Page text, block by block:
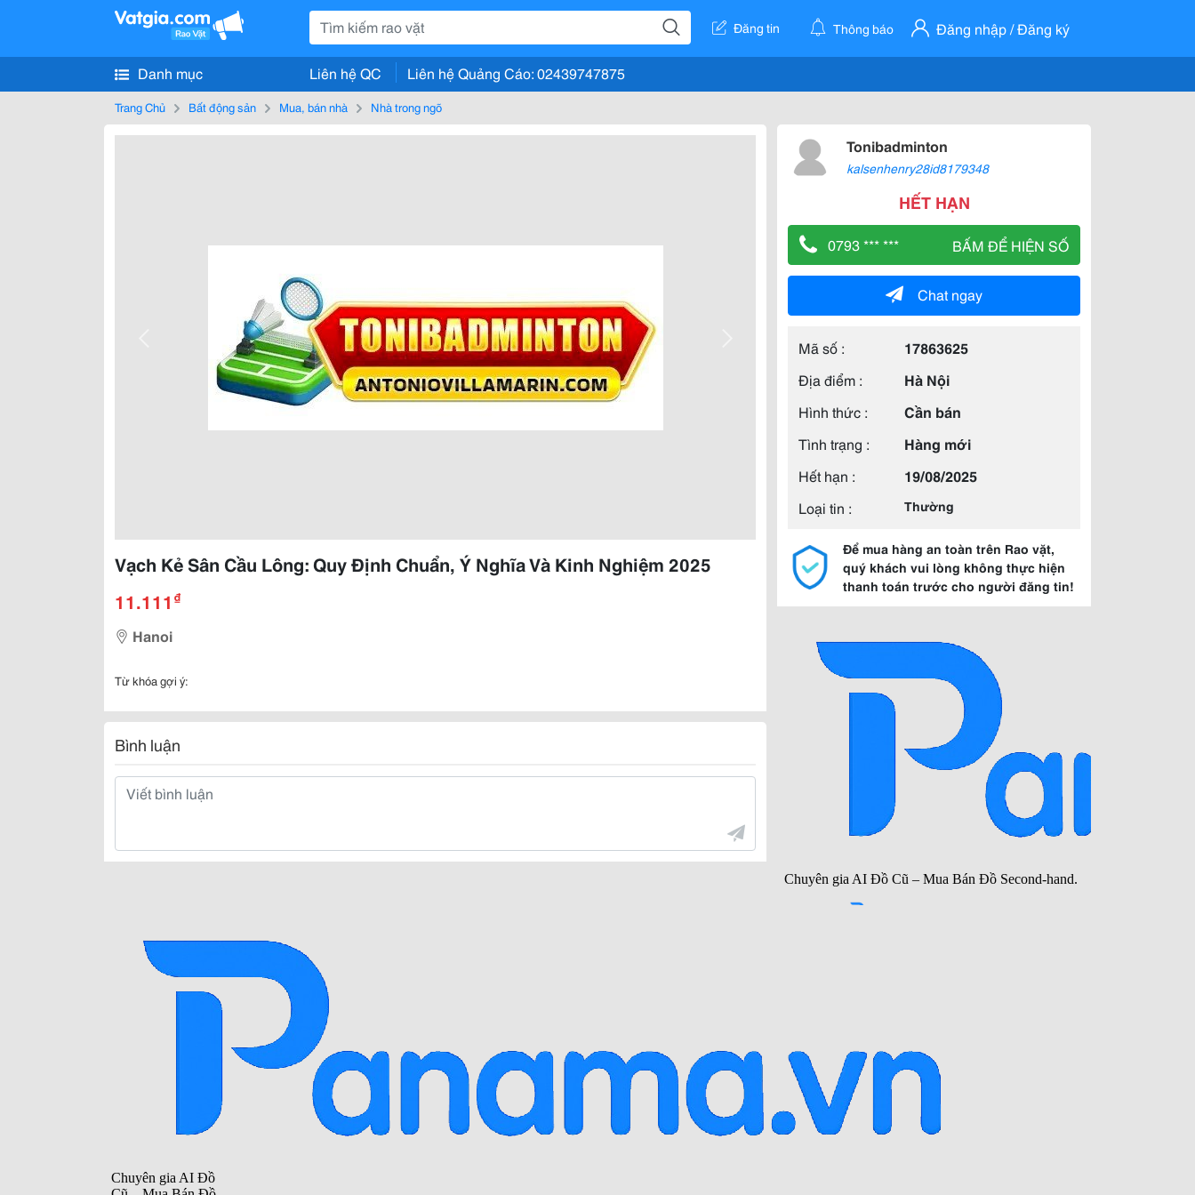
Đăng tin Thông báo Đăng nhập / Đăng ký
Danh mục Liên hệ QC Liên hệ Quảng Cáo: 02439747875
Trang Chủ Bất động sản Mua, bán nhà Nhà trong ngõ
Vạch Kẻ Sân Cầu Lông: Quy Định Chuẩn, Ý Nghĩa Và Kinh Nghiệm 2025
11.111 ₫
Hanoi
Từ khóa gợi ý:
Bình luận
Tonibadminton
kalsenhenry28id8179348
HẾT HẠN
0793 *** *** BẤM ĐỂ HIỆN SỐ
Chat ngay
Mã số :
17863625
Địa điểm :
Hà Nội
Hình thức :
Cần bán
Tình trạng :
Hàng mới
Hết hạn :
19/08/2025
Loại tin :
Thường
Để mua hàng an toàn trên Rao vặt,
quý khách vui lòng không thực hiện
thanh toán trước cho người đăng tin!